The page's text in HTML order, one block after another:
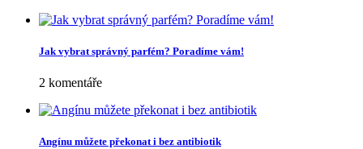
Jak vybrat správný parfém? Poradíme vám!
2 komentáře
Angínu můžete překonat i bez antibiotik